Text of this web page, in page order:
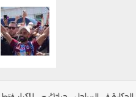
060803.jpg